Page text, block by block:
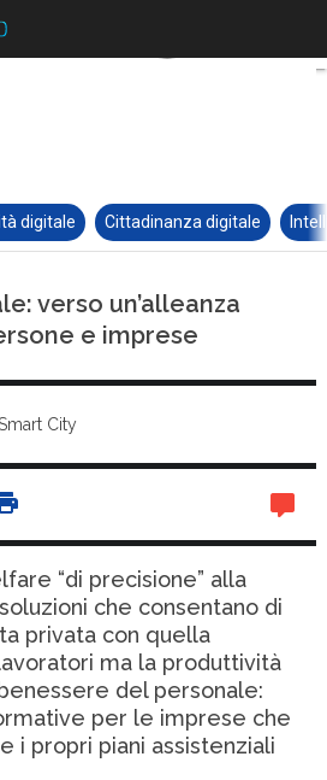
digitale Cittadinanza digitale
verso un’alleanza
e imprese
City
“di precisione” alla
che consentano di
privata con quella
ma la produttività
del personale:
per le imprese che
i propri piani assistenziali